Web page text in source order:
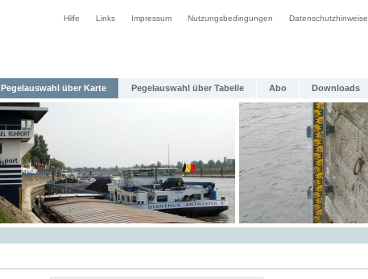
Hilfe Links Impressum Nutzungsbedingungen Datenschutzhinweise
Pegelauswahl über Karte Pegelauswahl über Tabelle Abo Downloads